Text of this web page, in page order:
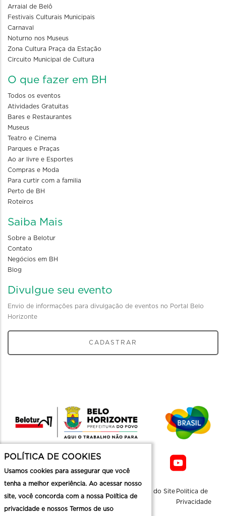
Arraial de Belô
Festivais Culturais Municipais
Carnaval
Noturno nos Museus
Zona Cultura Praça da Estação
Circuito Municipal de Cultura
O que fazer em BH
Todos os eventos
Atividades Gratuitas
Bares e Restaurantes
Museus
Teatro e Cinema
Parques e Praças
Ao ar livre e Esportes
Compras e Moda
Para curtir com a familia
Perto de BH
Roteiros
Saiba Mais
Sobre a Belotur
Contato
Negócios em BH
Blog
Divulgue seu evento
Envio de informações para divulgação de eventos no Portal Belo
Horizonte
CADASTRAR
Mapa do Site Politica de
Privacidade
POLÍTICA DE COOKIES
Usamos cookies para assegurar que você
tenha a melhor experiência. Ao acessar nosso
site, você concorda com a nossa Política de
privacidade e nossos Termos de uso